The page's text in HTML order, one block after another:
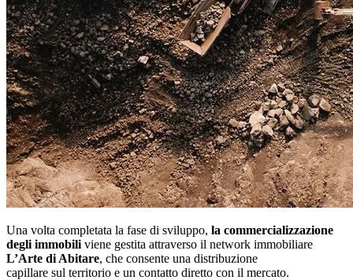
Una volta completata la fase di sviluppo, la commercializzazione
degli immobili viene gestita attraverso il network immobiliare
L’Arte di Abitare, che consente una distribuzione
capillare sul territorio e un contatto diretto con il mercato.